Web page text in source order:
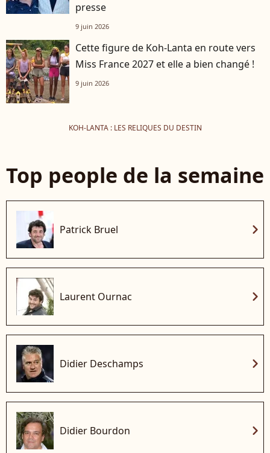
presse
9 juin 2026
Cette figure de Koh-Lanta en route vers
Miss France 2027 et elle a bien changé !
9 juin 2026
KOH-LANTA : LES RELIQUES DU DESTIN
Top people de la semaine
Patrick Bruel chevron_right
Laurent Ournac chevron_right
Didier Deschamps chevron_right
Didier Bourdon chevron_right